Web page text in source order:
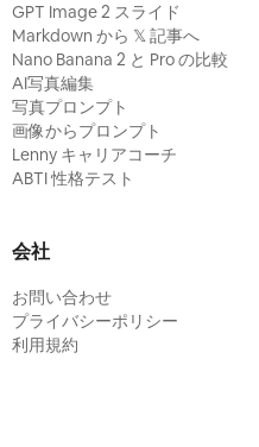
GPT Image 2 スライド
Markdown から 𝕏 記事へ
Nano Banana 2 と Pro の比較
AI写真編集
写真プロンプト
画像からプロンプト
Lenny キャリアコーチ
ABTI 性格テスト
会社
お問い合わせ
プライバシーポリシー
利用規約